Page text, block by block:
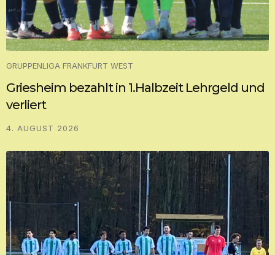
GRUPPENLIGA FRANKFURT WEST
Griesheim bezahlt in 1.Halbzeit Lehrgeld und
verliert
4. AUGUST 2026